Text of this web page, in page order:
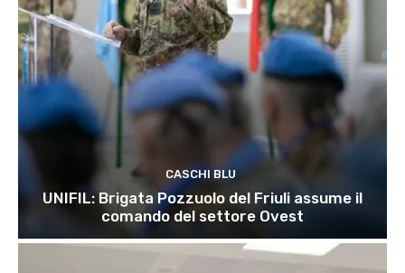
CASCHI BLU
UNIFIL: Brigata Pozzuolo del Friuli assume il
comando del settore Ovest